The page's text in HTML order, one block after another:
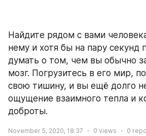
Найдите рядом с вами
нему и хотя бы на пару секунд
думать о том, чем вы обычно
мозг. Погрузитесь в его мир,
свою тишину, и вы ещё долго
ощущение взаимного тепла и
доброты.
November 5, 2020, 18:37 0 views 0